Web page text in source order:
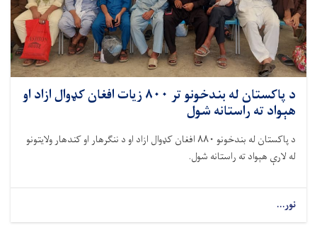
د پاکستان له بندخونو تر ۸۰۰ زیات افغان کډوال ازاد او
هېواد ته راستانه شول
د پاکستان له بندخونو ۸۸۰ افغان کډوال ازاد او د ننګرهار او کندهار ولایتونو
له لارې هېواد ته راستانه شول.
نور...